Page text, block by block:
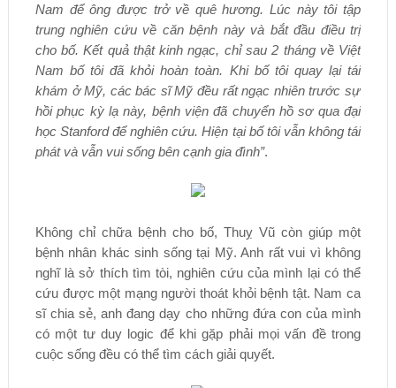
Nam để ông được trở về quê hương. Lúc này tôi tập
trung nghiên cứu về căn bệnh này và bắt đầu điều trị
cho bố. Kết quả thật kinh ngạc, chỉ sau 2 tháng về Việt
Nam bố tôi đã khỏi hoàn toàn. Khi bố tôi quay lại tái
khám ở Mỹ, các bác sĩ Mỹ đều rất ngạc nhiên trước sự
hồi phục kỳ lạ này, bệnh viện đã chuyển hồ sơ qua đại
học Stanford để nghiên cứu. Hiện tại bố tôi vẫn không tái
phát và vẫn vui sống bên cạnh gia đình”.
Không chỉ chữa bệnh cho bố, Thuỵ Vũ còn giúp một
bệnh nhân khác sinh sống tại Mỹ. Anh rất vui vì không
nghĩ là sở thích tìm tòi, nghiên cứu của mình lại có thể
cứu được một mạng người thoát khỏi bệnh tật. Nam ca
sĩ chia sẻ, anh đang dạy cho những đứa con của mình
có một tư duy logic để khi gặp phải mọi vấn đề trong
cuộc sống đều có thể tìm cách giải quyết.